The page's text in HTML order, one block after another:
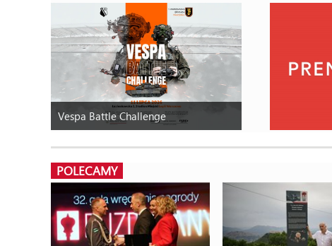
Vespa Battle Challenge
POLECAMY